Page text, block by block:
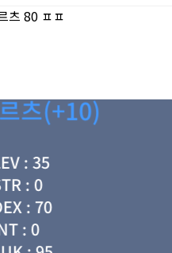
츠 80 ㅍㅍ